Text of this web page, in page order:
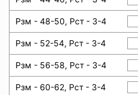
Рзм - 48-50, Рст - 3-4
Рзм - 52-54, Рст - 3-4
Рзм - 56-58, Рст - 3-4
Рзм - 60-62, Рст - 3-4